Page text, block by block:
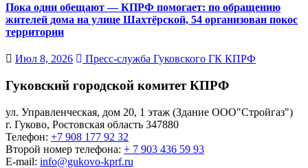
Пока одни обещают — КПРФ помогает: по обращению
жителей дома на улице Шахтёрской, 54 организован покос
территории
Июл 8, 2026 Пресс-служба Гуковского ГК КПРФ
Гуковский городской комитет КПРФ
ул. Управленческая, дом 20, 1 этаж (Здание ООО"Стройгаз")
г. Гуково, Ростовская область 347880
Телефон: +7 908 177 92 32
Второй номер телефона: + 7 903 436 59 93
E-mail: info@gukovo-kprf.ru